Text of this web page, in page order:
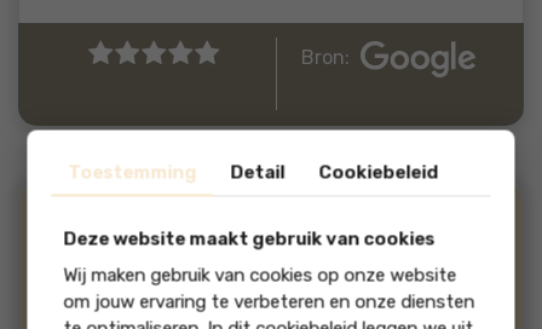
Bron:
10
Klantvriendelijkheid
10 Kwaliteit
Toestemming Detail Cookiebeleid
Deze website maakt gebruik van cookies
Wij maken gebruik van cookies op onze website
om jouw ervaring te verbeteren en onze diensten